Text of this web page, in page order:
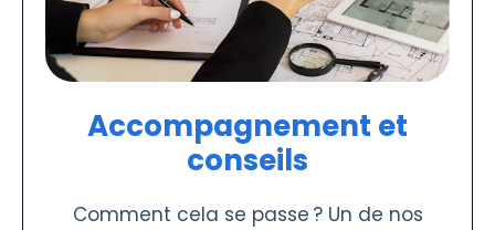
Accompagnement et
conseils
Comment cela se passe ? Un de nos